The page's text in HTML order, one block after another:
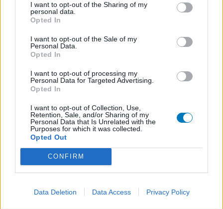
I want to opt-out of the Sharing of my
personal data.
Opted In
I want to opt-out of the Sale of my
Personal Data.
Opted In
I want to opt-out of processing my
Personal Data for Targeted Advertising.
Opted In
I want to opt-out of Collection, Use,
Retention, Sale, and/or Sharing of my
Personal Data that Is Unrelated with the
Purposes for which it was collected.
Opted Out
CONFIRM
Data Deletion Data Access Privacy Policy
daarvoor de vloeibare Suspensie dat beviel mij prima
maarrrrr word ineens weer niet meer geleverd !!!!!!! , van
wakker omdat ik amper kan slik[lees meer...]
Sucralfaat
06-01-2022 | Vrouw | 21
sucralfaat (1g)
Reflux
Effectiviteit
Hoeveelheid bijwerkingen
Erg last van maagklachten. Bij de dokter geweest maar